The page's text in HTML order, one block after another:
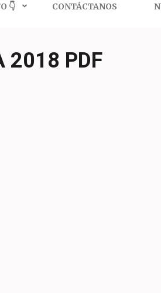
👇 CONTÁCTANOS
2018 PDF